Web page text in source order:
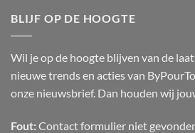
BLIJF OP DE HOOGTE
Wil je op de hoogte blijven van de
nieuwe trends en acties van
onze nieuwsbrief. Dan houden wij
Fout: Contact formulier niet